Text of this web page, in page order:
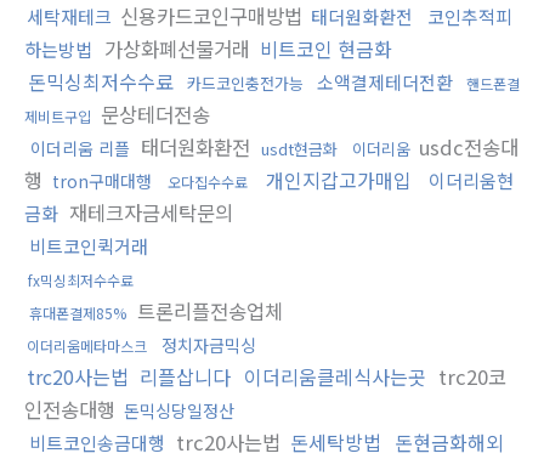
세탁재테크 신용카드코인구매방법 태더원화환전
코인추적피
하는방법 가상화폐선물거래 비트코인 현금화
돈믹싱최저수수료 카드코인충전가능 소액결제테더전환
핸드폰결
제비트구입 문상테더전송
이더리움 리플 태더원화환전 usdt현금화 이더리움 usdc전송대
행 tron구매대행 오다집수수료 개인지갑고가매입
이더리움현
금화 재테크자금세탁문의
비트코인퀵거래
fx믹싱최저수수료
휴대폰결제85% 트론리플전송업체
이더리움메타마스크 정치자금믹싱
trc20사는법 리플삽니다 이더리움클레식사는곳 trc20코
인전송대행 돈믹싱당일정산
비트코인송금대행 trc20사는법 돈세탁방법 돈현금화해외